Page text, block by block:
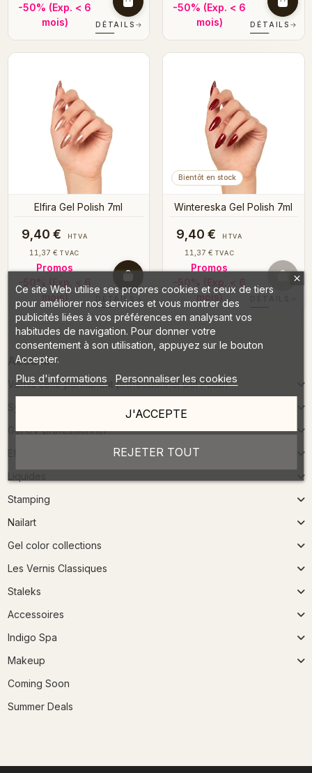
-50% (Exp. < 6
mois)
DÉTAILS →
-50% (Exp. < 6
mois)
DÉTAILS →
Elfira Gel Polish 7ml
9,40 € HTVA
11,37 € TVAC
Promos
-50% (Exp. < 6
mois)
DÉTAILS
Bientôt en stock
Wintereska Gel Polish 7ml
9,40 € HTVA
11,37 € TVAC
Promos
-50% (Exp. < 6
mois)
Accueil
Vernis semi-permanent professionnel Gel Polish
Système Acrylique
Gel UV professionnel
Stamping
Nailart
Gel color collections
Les Vernis Classiques
Staleks
Accessoires
Indigo Spa
Makeup
Coming Soon
Summer Deals
Ce site Web utilise ses propres cookies et ceux de tiers
pour améliorer nos services et vous montrer des
publicités liées à vos préférences en analysant vos
habitudes de navigation. Pour donner votre
consentement à son utilisation, appuyez sur le bouton
Accepter.
Plus d'informations Personnaliser les cookies
REJETER TOUT
J'ACCEPTE